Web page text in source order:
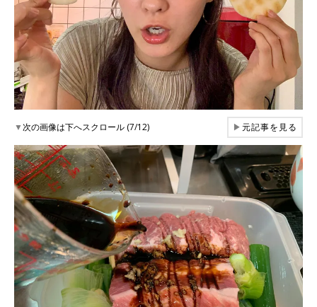
▼次の画像は下へスクロール (7/12) ▶元記事を見る